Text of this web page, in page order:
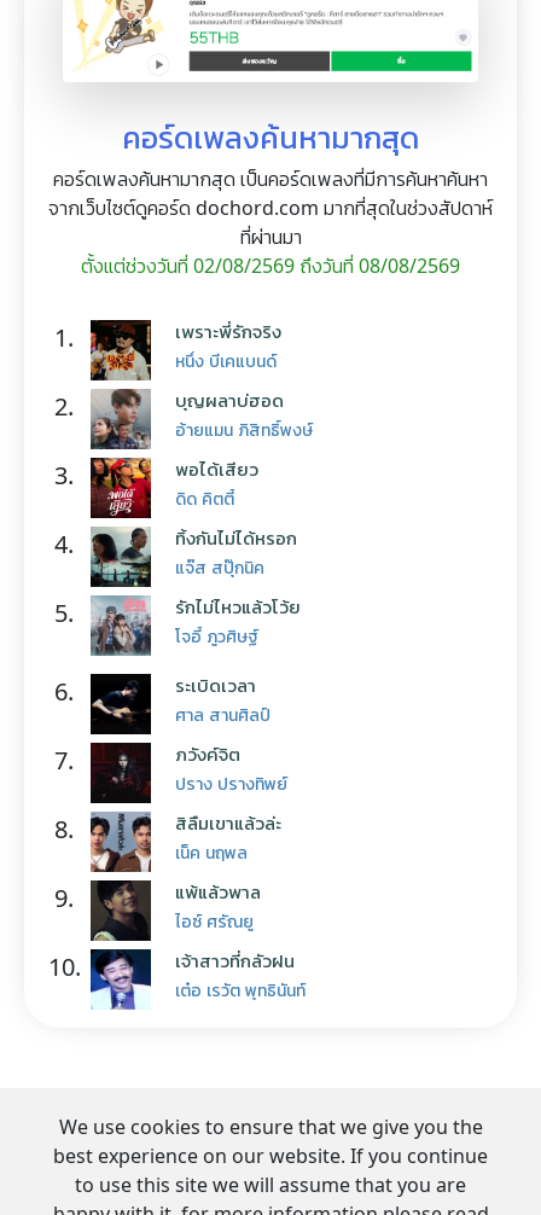
คอร์ดเพลงค้นหามากสุด
คอร์ดเพลงค้นหามากสุด เป็นคอร์ดเพลงที่มีการค้นหาค้นหา
จากเว็บไซต์ดูคอร์ด dochord.com มากที่สุดในช่วงสัปดาห์
ที่ผ่านมา
ตั้งแต่ช่วงวันที่ 02/08/2569 ถึงวันที่ 08/08/2569
1. เพราะพี่รักจริง
หนึ่ง บีเคแบนด์
2. บุญผลาบ่ฮอด
อ้ายแมน ภิสิทธิ์พงษ์
3. พอได้เสียว
ดิด คิตตี้
4. ทิ้งกันไม่ได้หรอก
แจ๊ส สปุ๊กนิค
5. รักไม่ไหวแล้วโว้ย
โจอี้ ภูวศิษฐ์
6. ระเบิดเวลา
ศาล สานศิลป์
7. ภวังค์จิต
ปราง ปรางทิพย์
8. สิลืมเขาแล้วล่ะ
เน็ค นฤพล
9. แพ้แล้วพาล
ไอซ์ ศรัณยู
10. เจ้าสาวที่กลัวฝน
เต๋อ เรวัต พุทธินันท์
We use cookies to ensure that we give you the
best experience on our website. If you continue
to use this site we will assume that you are